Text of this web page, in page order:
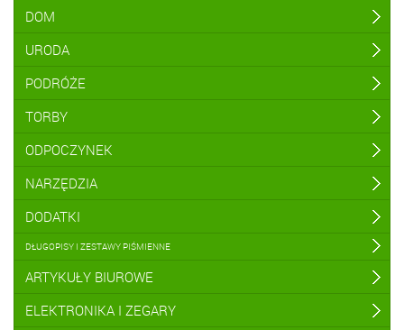
DOM
URODA
PODRÓŻE
TORBY
ODPOCZYNEK
NARZĘDZIA
DODATKI
DŁUGOPISY I ZESTAWY PIŚMIENNE
ARTYKUŁY BIUROWE
ELEKTRONIKA I ZEGARY